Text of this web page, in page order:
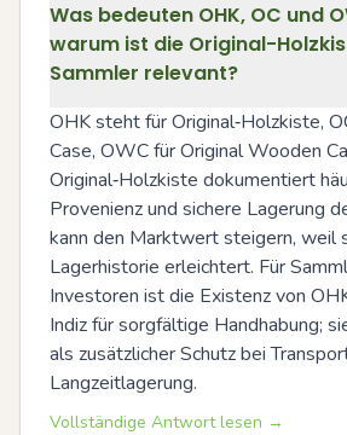
Was bedeuten OHK, OC und
warum ist die Original-
Sammler relevant?
OHK steht für Original‑Holzkiste,
Case, OWC für Original Wooden
Original‑Holzkiste dokumentiert
Provenienz und sichere Lagerung
kann den Marktwert steigern, weil
Lagerhistorie erleichtert. Für
Investoren ist die Existenz von
Indiz für sorgfältige Handhabung;
als zusätzlicher Schutz bei
Langzeitlagerung.
Vollständige Antwort lesen →